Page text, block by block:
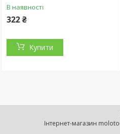
В наявності
322 ₴
Купити